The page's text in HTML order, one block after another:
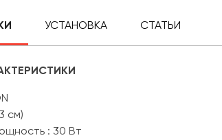
УСТАНОВКА СТАТЬИ
см)
: 30 Вт